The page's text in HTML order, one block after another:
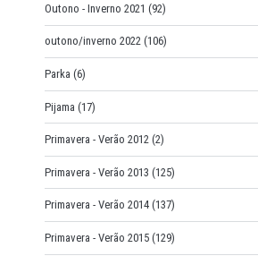
Outono - Inverno 2021 (92)
outono/inverno 2022 (106)
Parka (6)
Pijama (17)
Primavera - Verão 2012 (2)
Primavera - Verão 2013 (125)
Primavera - Verão 2014 (137)
Primavera - Verão 2015 (129)